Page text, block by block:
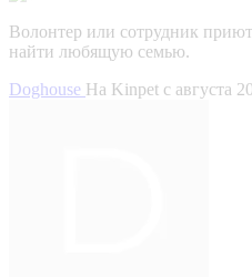
Волонтер или сотрудник
найти любящую семью.
Doghouse На Kinpet c августа